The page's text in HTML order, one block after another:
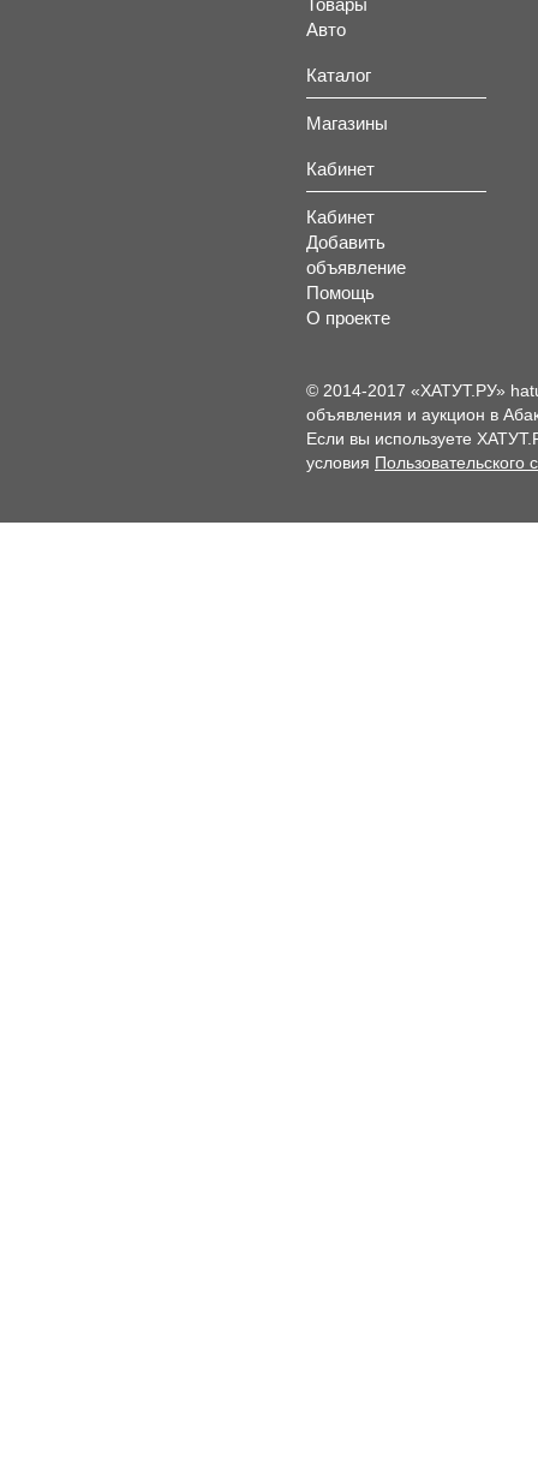
Авто
Каталог
Магазины
Кабинет
Кабинет
Добавить
объявление
Помощь
О проекте
© 2014-2017 «ХАТУТ.РУ»
объявления и аукцион в
Если вы используете
условия Пользовательского